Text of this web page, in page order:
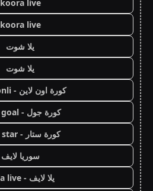
koora live
koora live
يلا شوت
يلا شوت
كورة اون لاين - kora onli
كورة جول - kora goal
كورة ستار - kora star
سوريا لايف
يلا لايف - yalla live